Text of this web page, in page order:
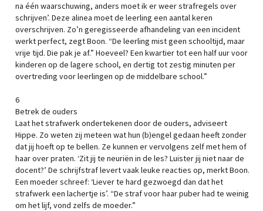
na één waarschuwing, anders moet ik er weer strafregels over
schrijven’. Deze alinea moet de leerling een aantal keren
overschrijven. Zo’n geregisseerde afhandeling van een incident
werkt perfect, zegt Boon. “De leerling mist geen schooltijd, maar
vrije tijd. Die pak je af.” Hoeveel? Een kwartier tot een half uur voor
kinderen op de lagere school, en dertig tot zestig minuten per
overtreding voor leerlingen op de middelbare school.”
6
Betrek de ouders
Laat het strafwerk ondertekenen door de ouders, adviseert
Hippe. Zo weten zij meteen wat hun (b)engel gedaan heeft zonder
dat jij hoeft op te bellen. Ze kunnen er vervolgens zelf met hem of
haar over praten. ‘Zit jij te neuriën in de les? Luister jij niet naar de
docent?’ De schrijfstraf levert vaak leuke reacties op, merkt Boon.
Een moeder schreef: ‘Liever te hard gezwoegd dan dat het
strafwerk een lachertje is’. “De straf voor haar puber had te weinig
om het lijf, vond zelfs de moeder.”